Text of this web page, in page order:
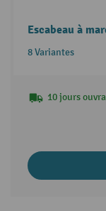
Escabeau à
8 Variantes
10 jours